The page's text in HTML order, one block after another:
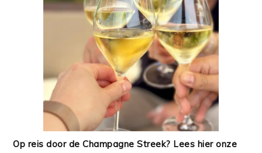
Op reis door de Champagne Streek? Lees hier onze